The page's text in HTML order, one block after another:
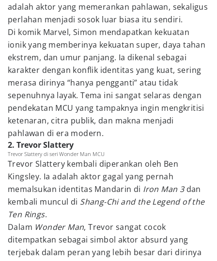
adalah aktor yang memerankan pahlawan, sekaligus
perlahan menjadi sosok luar biasa itu sendiri.
Di komik Marvel, Simon mendapatkan kekuatan
ionik yang memberinya kekuatan super, daya tahan
ekstrem, dan umur panjang. Ia dikenal sebagai
karakter dengan konflik identitas yang kuat, sering
merasa dirinya “hanya pengganti” atau tidak
sepenuhnya layak. Tema ini sangat selaras dengan
pendekatan MCU yang tampaknya ingin mengkritisi
ketenaran, citra publik, dan makna menjadi
pahlawan di era modern.
2. Trevor Slattery
Trevor Slattery di seri Wonder Man MCU
Trevor Slattery kembali diperankan oleh Ben
Kingsley. Ia adalah aktor gagal yang pernah
memalsukan identitas Mandarin di Iron Man 3dan
kembali muncul di Shang-Chi and the Legend of the
Ten Rings.
Dalam Wonder Man, Trevor sangat cocok
ditempatkan sebagai simbol aktor absurd yang
terjebak dalam peran yang lebih besar dari dirinya